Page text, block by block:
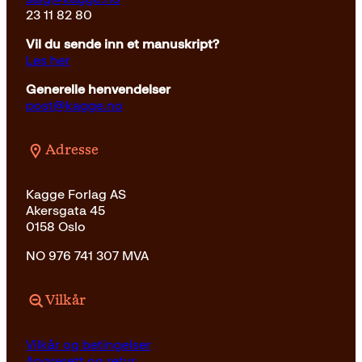
23 11 82 80
Vil du sende inn et manuskript?
Les her
Generelle henvendelser
post@kagge.no
Adresse
Kagge Forlag AS
Akersgata 45
0158 Oslo
NO 976 741 307 MVA
Vilkår
Vilkår og betingelser